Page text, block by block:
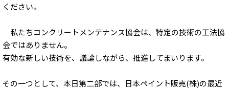
ください。
私たちコンクリートメンテナンス協会は、特定の技術の工法協
会ではありません。
有効な新しい技術を、議論しながら、推進してまいります。
その一つとして、本日第二部では、日本ペイント販売(株)の最近